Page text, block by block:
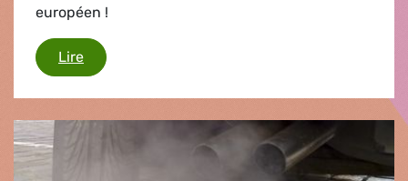
européen !
LireLe Parlement exige des règles claires